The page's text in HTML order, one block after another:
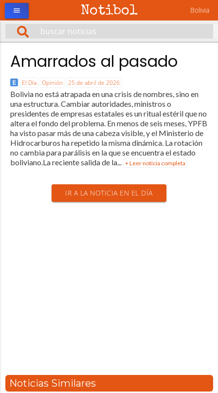
Notibol Bolivia
menu
Amarrados al pasado
El Día Opinión 25 de abril de 2026
Bolivia no está atrapada en una crisis de nombres, sino en
una estructura. Cambiar autoridades, ministros o
presidentes de empresas estatales es un ritual estéril que no
altera el fondo del problema. En menos de seis meses, YPFB
ha visto pasar más de una cabeza visible, y el Ministerio de
Hidrocarburos ha repetido la misma dinámica. La rotación
no cambia para parálisis en la que se encuentra el estado
boliviano.La reciente salida de la... + Leer noticia completa
IR A LA NOTICIA EN EL DÍA
Noticias Similares